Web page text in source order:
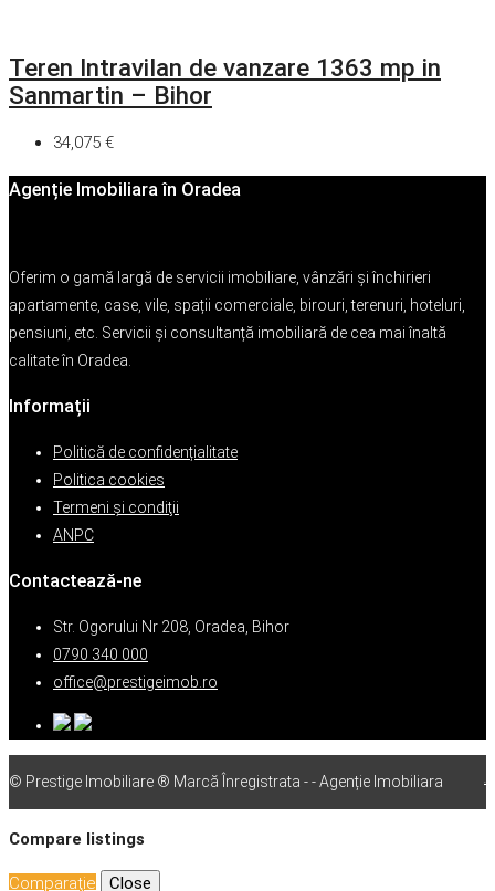
Teren Intravilan de vanzare 1363 mp in
Sanmartin – Bihor
34,075 €
Agenție Imobiliara în Oradea
Oferim o gamă largă de servicii imobiliare, vânzări și închirieri
apartamente, case, vile, spații comerciale, birouri, terenuri, hoteluri,
pensiuni, etc. Servicii și consultanță imobiliară de cea mai înaltă
calitate în Oradea.
Informații
Politică de confidențialitate
Politica cookies
Termeni şi condiţii
ANPC
Contactează-ne
Str. Ogorului Nr 208, Oradea, Bihor
0790 340 000
office@prestigeimob.ro
© Prestige Imobiliare ® Marcă Înregistrata - - Agenție Imobiliara
Compare listings
Comparaţie Close